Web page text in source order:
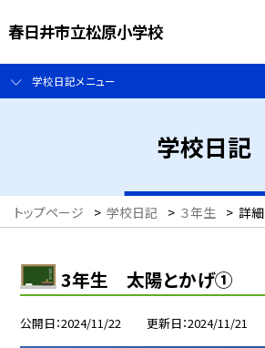
春日井市立松原小学校
学校日記メニュー
学校日記
トップページ > 学校日記 > ３年生 > 詳細
3年生 太陽とかげ①
公開日 2024/11/22 更新日 2024/11/21